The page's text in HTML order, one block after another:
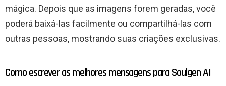
mágica. Depois que as imagens forem geradas, você
poderá baixá-las facilmente ou compartilhá-las com
outras pessoas, mostrando suas criações exclusivas.
Como escrever as melhores mensagens para Soulgen AI